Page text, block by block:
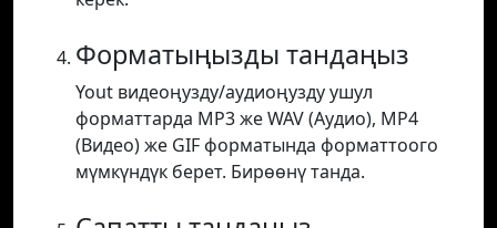
Форматыңызды тандаңыз
Yout видеоңузду/аудиоңузду ушул
форматтарда MP3 же WAV (Аудио), MP4
(Видео) же GIF форматында форматтоого
мүмкүндүк берет. Бирөөнү танда.